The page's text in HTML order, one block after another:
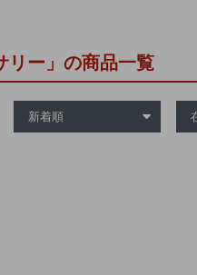
リー」の商品一覧